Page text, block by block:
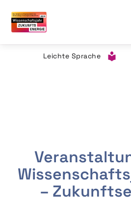
Leichte Sprache
–